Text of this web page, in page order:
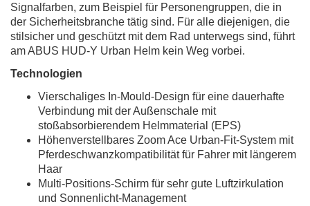
Signalfarben, zum Beispiel für Personengruppen, die in
der Sicherheitsbranche tätig sind. Für alle diejenigen, die
stilsicher und geschützt mit dem Rad unterwegs sind, führt
am ABUS HUD-Y Urban Helm kein Weg vorbei.
Technologien
Vierschaliges In-Mould-Design für eine dauerhafte
Verbindung mit der Außenschale mit
stoßabsorbierendem Helmmaterial (EPS)
Höhenverstellbares Zoom Ace Urban-Fit-System mit
Pferdeschwanzkompatibilität für Fahrer mit längerem
Haar
Multi-Positions-Schirm für sehr gute Luftzirkulation
und Sonnenlicht-Management